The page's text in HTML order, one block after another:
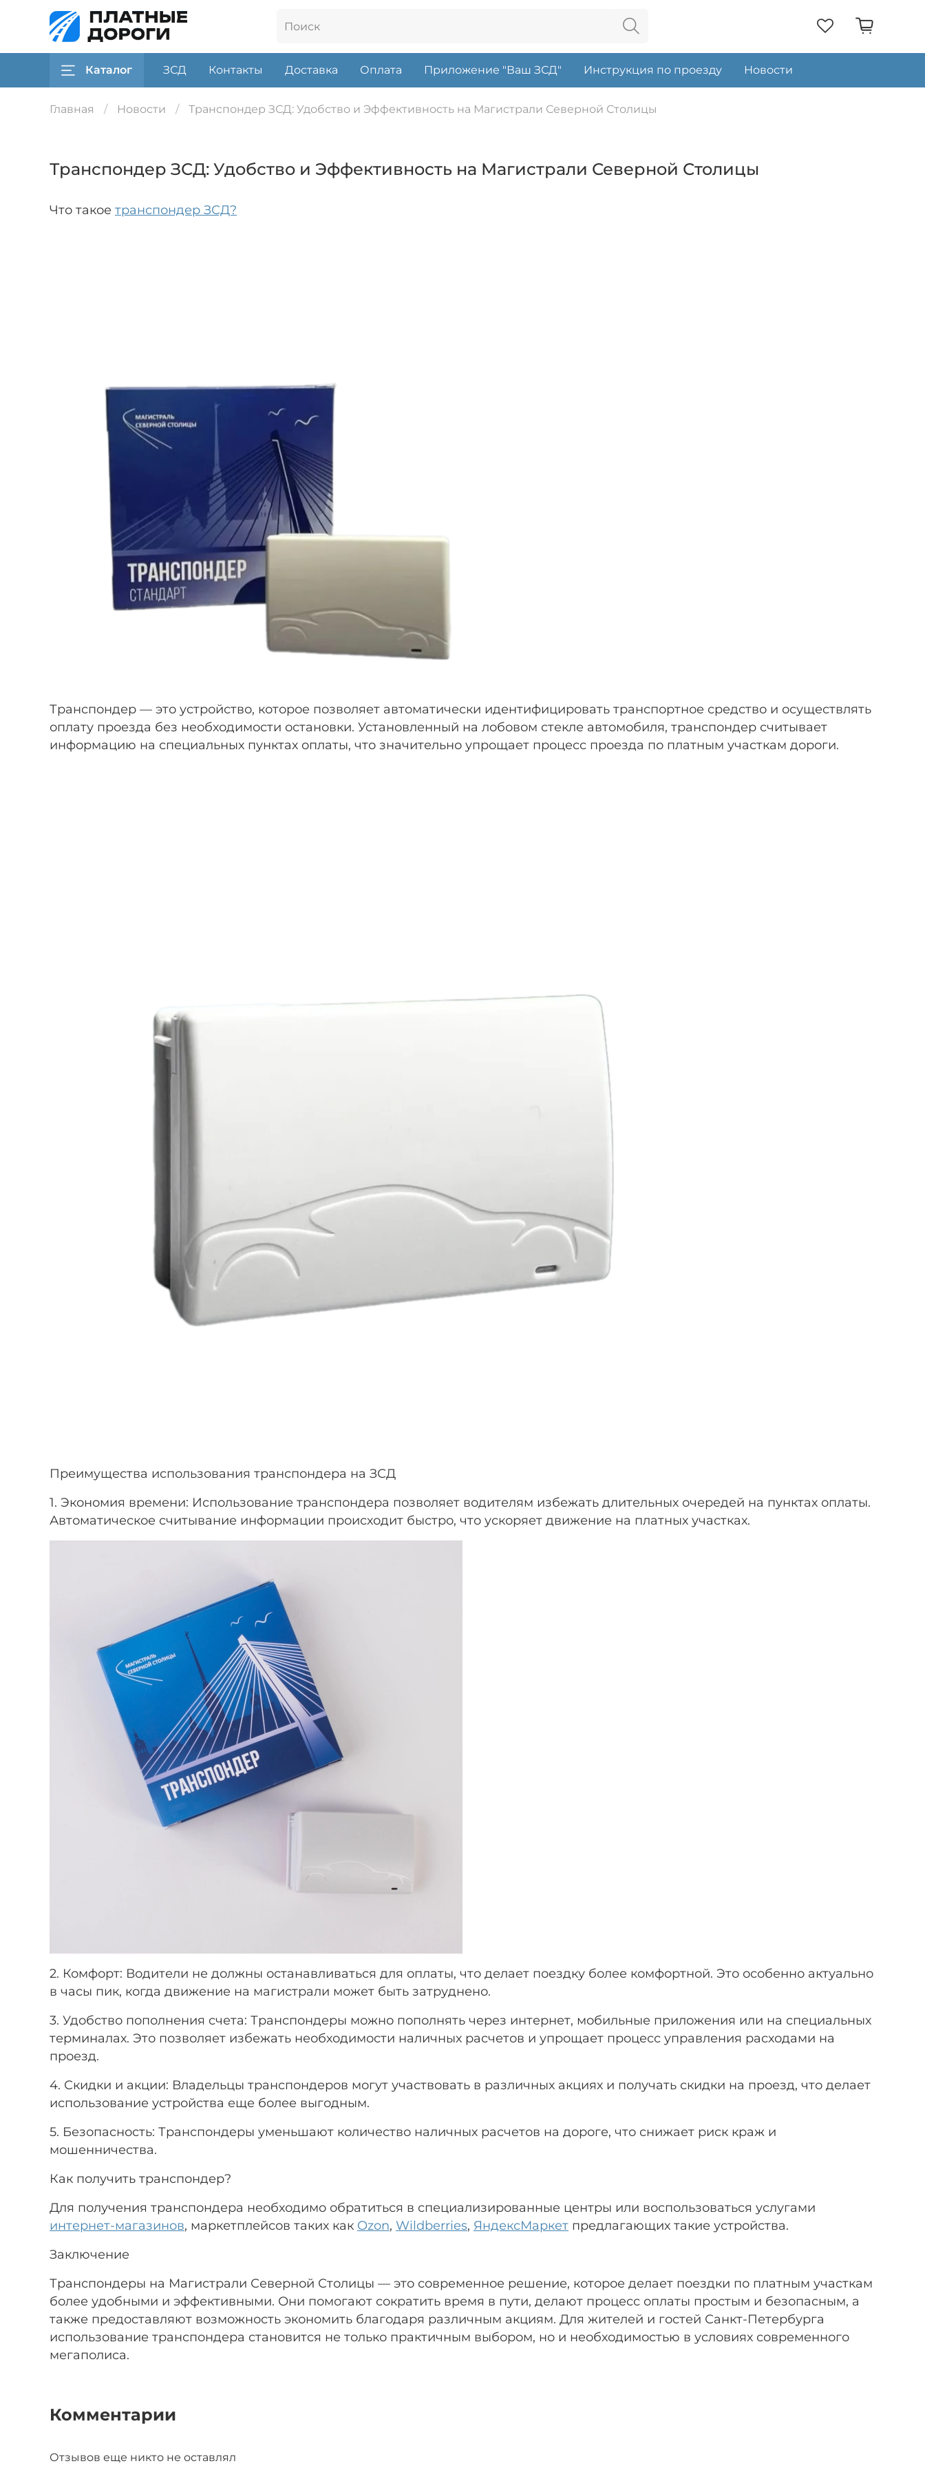
Каталог ЗСД Контакты Доставка Оплата Приложение "Ваш ЗСД" Инструкция по проезду Новости
Главная Новости Транспондер ЗСД: Удобство и Эффективность на Магистрали Северной Столицы
Транспондер ЗСД: Удобство и Эффективность на Магистрали Северной Столицы
Что такое транспондер ЗСД?
Транспондер — это устройство, которое позволяет автоматически идентифицировать транспортное средство и осуществлять
оплату проезда без необходимости остановки. Установленный на лобовом стекле автомобиля, транспондер считывает
информацию на специальных пунктах оплаты, что значительно упрощает процесс проезда по платным участкам дороги.
Преимущества использования транспондера на ЗСД
1. Экономия времени: Использование транспондера позволяет водителям избежать длительных очередей на пунктах оплаты.
Автоматическое считывание информации происходит быстро, что ускоряет движение на платных участках.
2. Комфорт: Водители не должны останавливаться для оплаты, что делает поездку более комфортной. Это особенно актуально
в часы пик, когда движение на магистрали может быть затруднено.
3. Удобство пополнения счета: Транспондеры можно пополнять через интернет, мобильные приложения или на специальных
терминалах. Это позволяет избежать необходимости наличных расчетов и упрощает процесс управления расходами на
проезд.
4. Скидки и акции: Владельцы транспондеров могут участвовать в различных акциях и получать скидки на проезд, что делает
использование устройства еще более выгодным.
5. Безопасность: Транспондеры уменьшают количество наличных расчетов на дороге, что снижает риск краж и
мошенничества.
Как получить транспондер?
Для получения транспондера необходимо обратиться в специализированные центры или воспользоваться услугами
интернет-магазинов, маркетплейсов таких как Ozon, Wildberries, ЯндексМаркет предлагающих такие устройства.
Заключение
Транспондеры на Магистрали Северной Столицы — это современное решение, которое делает поездки по платным участкам
более удобными и эффективными. Они помогают сократить время в пути, делают процесс оплаты простым и безопасным, а
также предоставляют возможность экономить благодаря различным акциям. Для жителей и гостей Санкт-Петербурга
использование транспондера становится не только практичным выбором, но и необходимостью в условиях современного
мегаполиса.
Комментарии
Отзывов еще никто не оставлял